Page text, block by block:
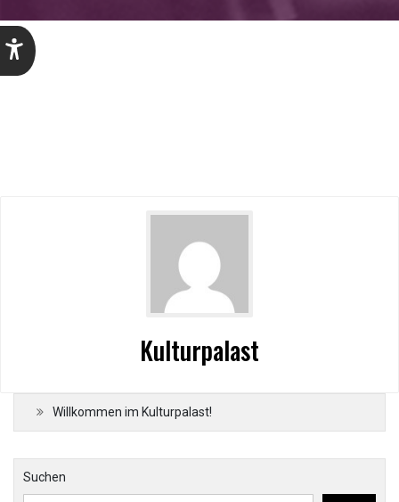
Kulturpalast
Willkommen im Kulturpalast!
Suchen